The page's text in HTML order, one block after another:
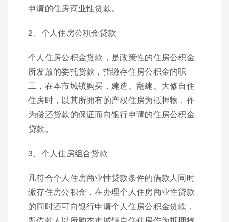
申请的住房商业性贷款。
2、个人住房公积金贷款
个人住房公积金贷款，是政策性的住房公积金
所发放的委托贷款，指缴存住房公积金的职
工，在本市城镇购买，建造、翻建、大修自住
住房时，以其所拥有的产权住房为抵押物，作
为偿还贷款的保证而向银行申请的住房公积金
贷款。
3、个人住房组合贷款
凡符合个人住房商业性贷款条件的借款人同时
缴存住房公积金，在办理个人住房商业性贷款
的同时还可向银行申请个人住房公积金贷款，